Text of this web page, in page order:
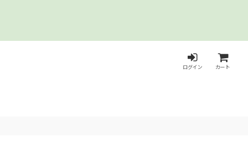
ログイン カート